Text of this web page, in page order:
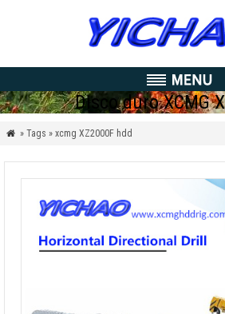
Disco duro XCMG
 » Tags » xcmg XZ2000F hdd